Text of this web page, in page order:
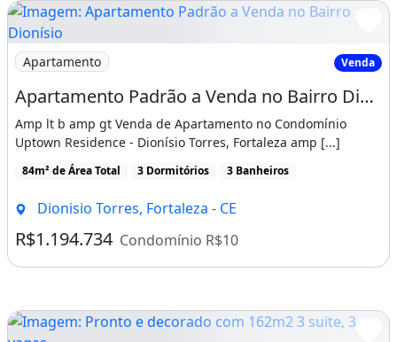
Imagem: Apartamento Padrão a Venda no Bairro Dionísio
Apartamento Venda
Apartamento Padrão a Venda no Bairro Dionísio Torres em Fortaleza/CE
Amp lt b amp gt Venda de Apartamento no Condomínio
Uptown Residence - Dionísio Torres, Fortaleza amp [...]
84m² de Área Total 3 Dormitórios 3 Banheiros
Dionisio Torres, Fortaleza - CE
R$1.194.734 Condomínio R$10